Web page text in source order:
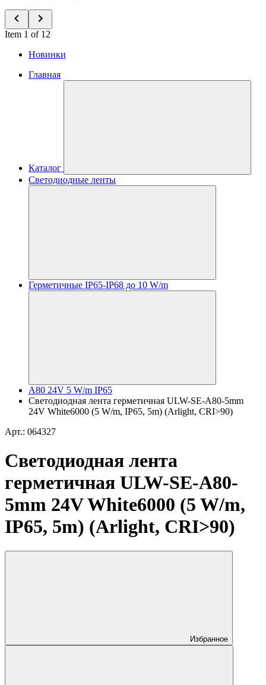
Item 1 of 12
Новинки
Главная
Каталог
Светодиодные ленты
Герметичные IP65-IP68 до 10 W/m
A80 24V 5 W/m IP65
Светодиодная лента герметичная ULW-SE-A80-5mm
24V White6000 (5 W/m, IP65, 5m) (Arlight, CRI>90)
Арт.: 064327
Светодиодная лента
герметичная ULW-SE-A80-
5mm 24V White6000 (5 W/m,
IP65, 5m) (Arlight, CRI>90)
Избранное